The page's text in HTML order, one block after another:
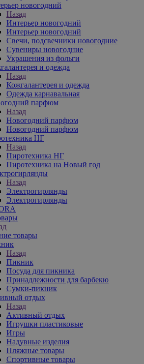
новогодний
Назад
Интерьер новогодний
Интерьер новогодний
Свечи, подсвечники новогодние
Сувениры новогодние
Украшения из фольги
и одежда
Назад
Кожгалантерея и одежда
Одежда карнавальная
парфюм
Назад
Новогодний парфюм
Новогодний парфюм
НГ
Назад
Пиротехника НГ
Пиротехника на Новый год
Назад
Электрогирлянды
Электрогирлянды
товары
Назад
Пикник
Посуда для пикника
Принадлежности для барбекю
Сумки-пикник
отдых
Назад
Активный отдых
Игрушки пластиковые
Игры
Надувные изделия
Пляжные товары
Спортивные товары